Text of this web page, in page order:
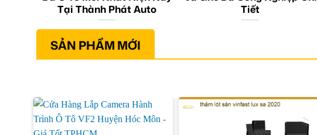
Tại Thành Phát Auto
Tiết
SẢN PHẨM MỚI